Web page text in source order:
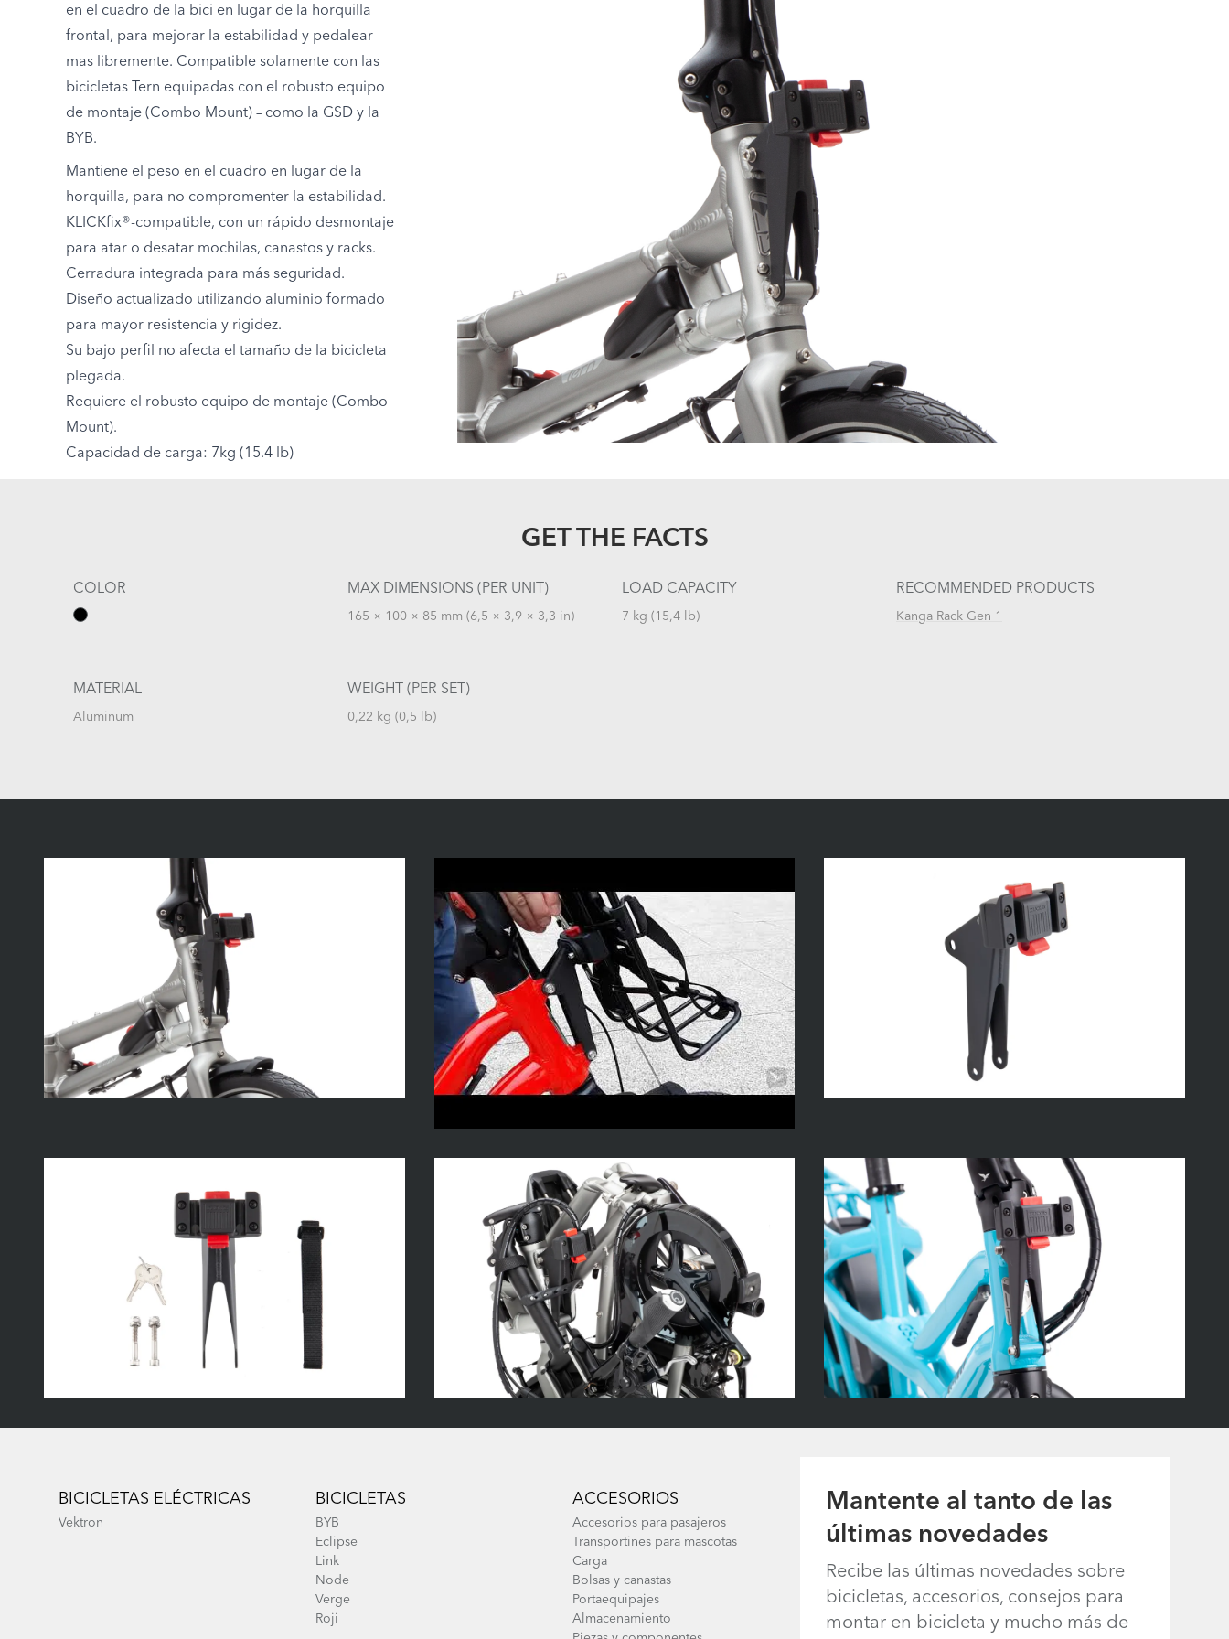
en el cuadro de la bici en lugar de la horquilla
frontal, para mejorar la estabilidad y pedalear
mas libremente. Compatible solamente con las
bicicletas Tern equipadas con el robusto equipo
de montaje (Combo Mount) – como la GSD y la
BYB.
Mantiene el peso en el cuadro en lugar de la
horquilla, para no compromenter la estabilidad.
KLICKfix®-compatible, con un rápido desmontaje
para atar o desatar mochilas, canastos y racks.
Cerradura integrada para más seguridad.
Diseño actualizado utilizando aluminio formado
para mayor resistencia y rigidez.
Su bajo perfil no afecta el tamaño de la bicicleta
plegada.
Requiere el robusto equipo de montaje (Combo
Mount).
Capacidad de carga: 7kg (15.4 lb)
GET THE FACTS
COLOR MAX DIMENSIONS (PER UNIT)
165 × 100 × 85 mm (6,5 × 3,9 × 3,3 in)
LOAD CAPACITY
7 kg (15,4 lb)
RECOMMENDED PRODUCTS
Kanga Rack Gen 1
MATERIAL
Aluminum
WEIGHT (PER SET)
0,22 kg (0,5 lb)
Mantente al tanto de las
últimas novedades
Recibe las últimas novedades sobre
bicicletas, accesorios, consejos para
montar en bicicleta y mucho más de
BICICLETAS ELÉCTRICAS
Vektron
BICICLETAS
BYB
Eclipse
Link
Node
Verge
Roji
ACCESORIOS
Accesorios para pasajeros
Transportines para mascotas
Carga
Bolsas y canastas
Portaequipajes
Almacenamiento